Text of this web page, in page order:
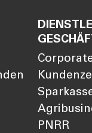
PNRR